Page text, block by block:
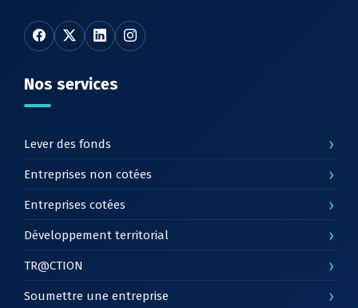
Nos services
Lever des fonds ›
Entreprises non cotées ›
Entreprises cotées ›
Développement territorial ›
TR@CTION ›
Soumettre une entreprise ›